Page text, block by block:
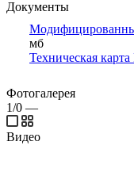
Документы
мб
Техническая карта
Фотогалерея
1/0 —
Видео